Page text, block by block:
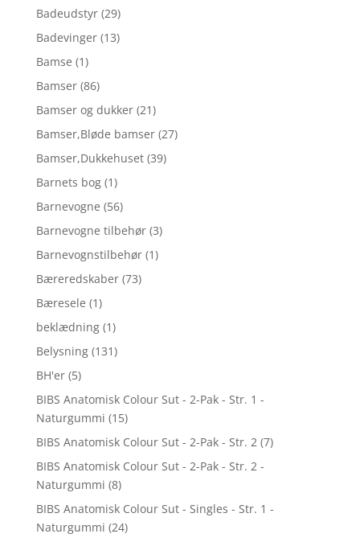
Badeudstyr (29)
Badevinger (13)
Bamse (1)
Bamser (86)
Bamser og dukker (21)
Bamser,Bløde bamser (27)
Bamser,Dukkehuset (39)
Barnets bog (1)
Barnevogne (56)
Barnevogne tilbehør (3)
Barnevognstilbehør (1)
Bæreredskaber (73)
Bæresele (1)
beklædning (1)
Belysning (131)
BH'er (5)
BIBS Anatomisk Colour Sut - 2-Pak - Str. 1 -
Naturgummi (15)
BIBS Anatomisk Colour Sut - 2-Pak - Str. 2 (7)
BIBS Anatomisk Colour Sut - 2-Pak - Str. 2 -
Naturgummi (8)
BIBS Anatomisk Colour Sut - Singles - Str. 1 -
Naturgummi (24)